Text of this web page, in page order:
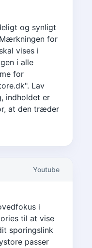
og synligt
for
vises i
i alle
for
Lav
indholdet er
at den træder
Youtube
i
til at vise
sporingslink
passer